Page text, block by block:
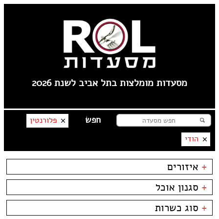
מסעדות מומלצות בתל אביב לשנת 2026
פלורנטין
הודי
+ איזורים
תל אביב
פלורנטין
טיילת תל אביב
צפון תל אביב
+ סגנון אוכל
בשרים
דגים
ביסטרו
+ סוג כשרות